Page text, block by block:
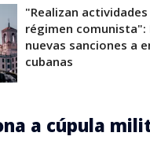
"Realizan
régimen comunista":
nuevas sanciones a
cubanas
a cúpula